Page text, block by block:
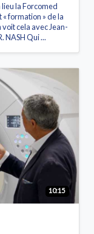
lieu la Forcomed
formation » de la
cela avec Jean-
NASH Qui ...
10:15